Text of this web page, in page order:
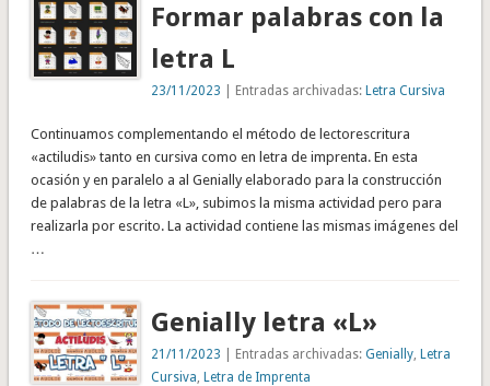
Formar palabras con la
letra L
23/11/2023 | Entradas archivadas:Letra Cursiva
Continuamos complementando el método de lectorescritura
«actiludis» tanto en cursiva como en letra de imprenta. En esta
ocasión y en paralelo a al Genially elaborado para la construcción
de palabras de la letra «L», subimos la misma actividad pero para
realizarla por escrito. La actividad contiene las mismas imágenes del
…
Genially letra «L»
21/11/2023 | Entradas archivadas:Genially ,Letra
Cursiva ,Letra de Imprenta